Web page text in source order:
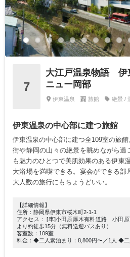
7
大江戸温泉物語
ニュー岡部
伊東温泉 旅館 絶景 /
伊東温泉の中心部に建つ旅館
伊東温泉の中心部に建つ全109室の旅
街や静岡の山々の絶景を眺めながら過
も魅力のひとつで美肌効果のある伊東
大浴場を満喫できる。宴会ができる
大人数の旅行にもちょうどいい。
【詳細情報】
住所：静岡県伊東市桜木町2-1-1
アクセス： [車]小田原厚木有料道路 小田
より約徒歩15分（無料送迎バスあり）
客室数：109室
料金：◆二人素泊まり：8,800円〜／1人 ◆二